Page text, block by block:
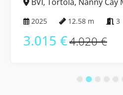
6 + 2